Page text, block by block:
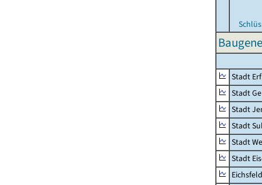
Stadt
Stadt
Stadt
Stadt
Stadt
Stadt
Eichsfeld